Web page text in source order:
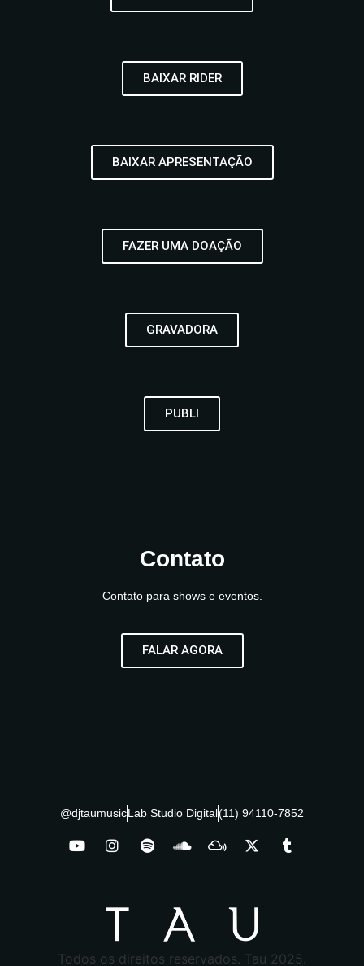
BAIXAR RIDER
BAIXAR APRESENTAÇÃO
FAZER UMA DOAÇÃO
GRAVADORA
PUBLI
Contato
Contato para shows e eventos.
FALAR AGORA
@djtaumusicLab Studio Digital(11) 94110-7852
Todos os direitos reservados. Tau 2025.